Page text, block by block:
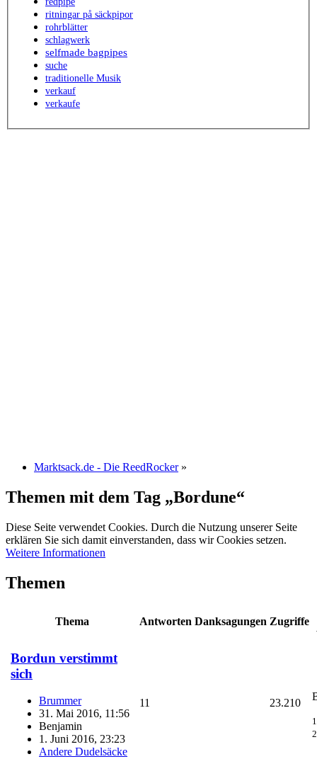
ritningar på säckpipor
rohrblätter
schlagwerk
selfmade bagpipes
suche
traditionelle Musik
verkauf
verkaufe
Marktsack.de - Die ReedRocker »
Themen mit dem Tag „Bordune“
Diese Seite verwendet Cookies. Durch die Nutzung unserer Seite
erklären Sie sich damit einverstanden, dass wir Cookies setzen.
Weitere Informationen
Themen
Thema Antworten Danksagungen Zugriffe
Bordun verstimmt
sich
Brummer
31. Mai 2016, 11:56
Benjamin
1. Juni 2016, 23:23
Andere Dudelsäcke
11 23.210